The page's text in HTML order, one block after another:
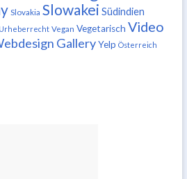
Slovakia Slowakei Südindien
Urheberrecht Vegan Vegetarisch Video
Gallery Yelp Österreich